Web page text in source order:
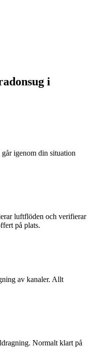
i
igenom din situation
luftflöden och verifierar
på plats.
av kanaler. Allt
Normalt klart på